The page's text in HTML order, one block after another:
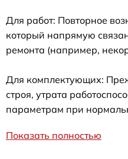
Для работ: Повторное
который напрямую
ремонта (например,
Для комплектующих:
строя, утрата
параметрам при
Показать полностью